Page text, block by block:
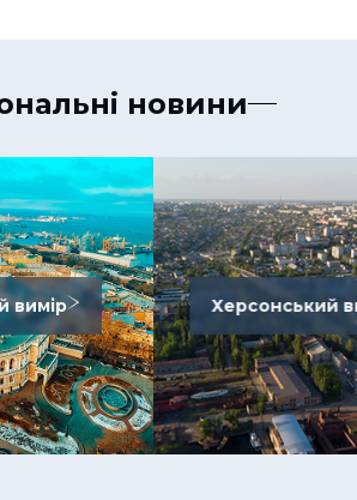
новини
вимір Херсонський